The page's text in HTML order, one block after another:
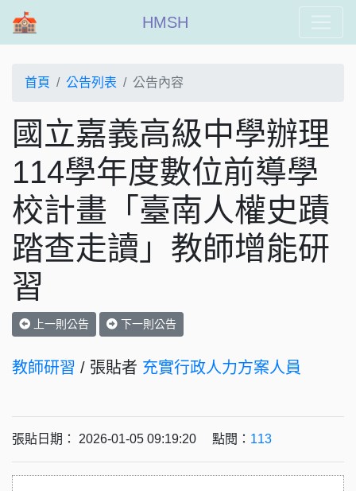
HMSH
首頁 公告列表 公告內容
國立嘉義高級中學辦理
114學年度數位前導學
校計畫「臺南人權史蹟
踏查走讀」教師增能研
習
上一則公告 下一則公告
教師研習 / 張貼者 充實行政人力方案人員
張貼日期： 2026-01-05 09:19:20 點閱： 113